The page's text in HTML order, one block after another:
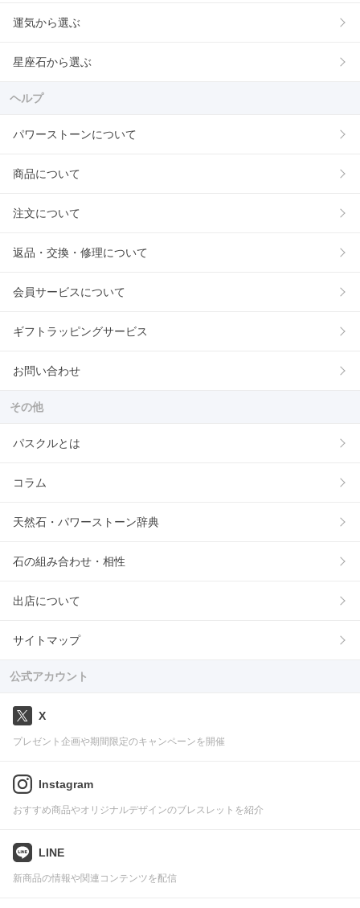
運気から選ぶ
星座石から選ぶ
ヘルプ
パワーストーンについて
商品について
注文について
返品・交換・修理について
会員サービスについて
ギフトラッピングサービス
お問い合わせ
その他
パスクルとは
コラム
天然石・パワーストーン辞典
石の組み合わせ・相性
出店について
サイトマップ
公式アカウント
X
プレゼント企画や期間限定のキャンペーンを開催
Instagram
おすすめ商品やオリジナルデザインのブレスレットを紹介
LINE
新商品の情報や関連コンテンツを配信